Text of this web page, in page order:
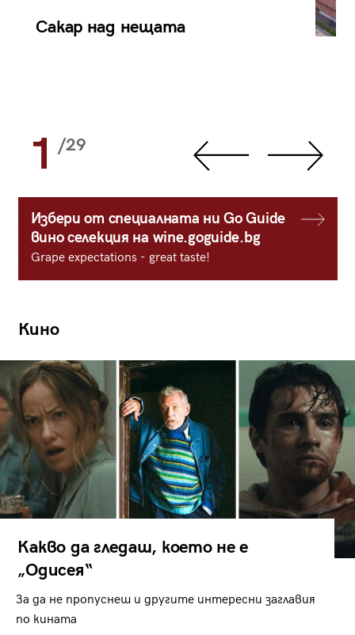
Сакар над нещата
1 /29
Избери от специалната ни Go Guide
вино селекция на wine.goguide.bg
Grape expectations - great taste!
Кино
Какво да гледаш, което не е
„Одисея“
За да не пропуснеш и другите интересни заглавия
по кината